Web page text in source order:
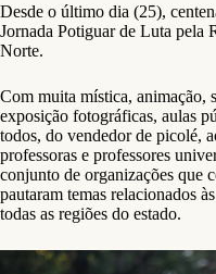
Desde o último dia (25),
Jornada Potiguar de Luta pela
Norte.
Com muita mística, animação,
exposição fotográficas, aulas
todos, do vendedor de picolé,
professoras e professores
conjunto de organizações que
pautaram temas relacionados
todas as regiões do estado.